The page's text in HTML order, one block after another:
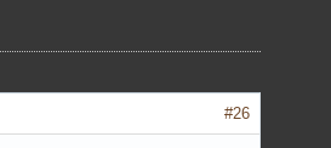
#26